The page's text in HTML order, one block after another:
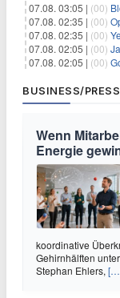
07.08. 03:05 | (00)
07.08. 02:35 | (00)
07.08. 02:35 | (00)
07.08. 02:05 | (00)
07.08. 02:05 | (00)
BUSINESS/
Wenn
Energie
koordinative
Gehirnhälften
Stephan Ehlers,